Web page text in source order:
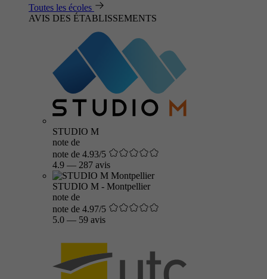
Toutes les écoles
AVIS DES ÉTABLISSEMENTS
STUDIO M
note de
note de 4.93/5
4.9 — 287 avis
STUDIO M - Montpellier
note de
note de 4.97/5
5.0 — 59 avis